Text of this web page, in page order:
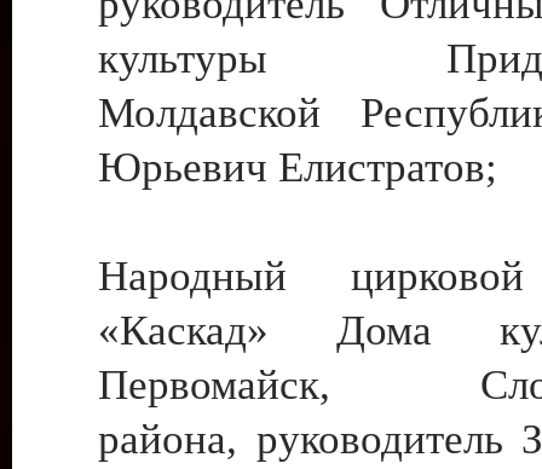
культуры
Молдавской
Юрьевич Елистратов;
Народный цирковой
«Каскад» Дома
Первомайск,
района, руководитель